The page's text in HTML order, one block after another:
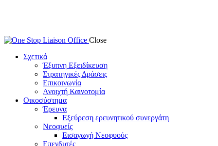
Close
Σχετικά
Έξυπνη Εξειδίκευση
Στρατηγικές Δράσεις
Επικοινωνία
Ανοιχτή Καινοτομία
Οικοσύστημα
Έρευνα
Εξεύρεση ερευνητικού συνεργάτη
Νεοφυείς
Εισαγωγή Νεοφυούς
Επενδυτές